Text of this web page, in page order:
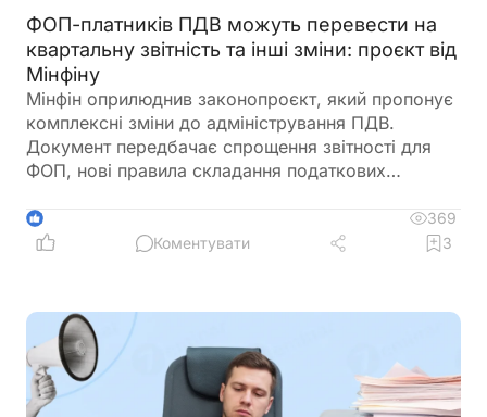
ФОП-платників ПДВ можуть перевести на
квартальну звітність та інші зміни: проєкт від
Мінфіну
Мінфін оприлюднив законопроєкт, який пропонує
комплексні зміни до адміністрування ПДВ.
Документ передбачає спрощення звітності для
ФОП, нові правила складання податкових
бюджетного відшкодування та запровадження
квартального звітного періоду для підприємців –
1
369
Коментувати
3